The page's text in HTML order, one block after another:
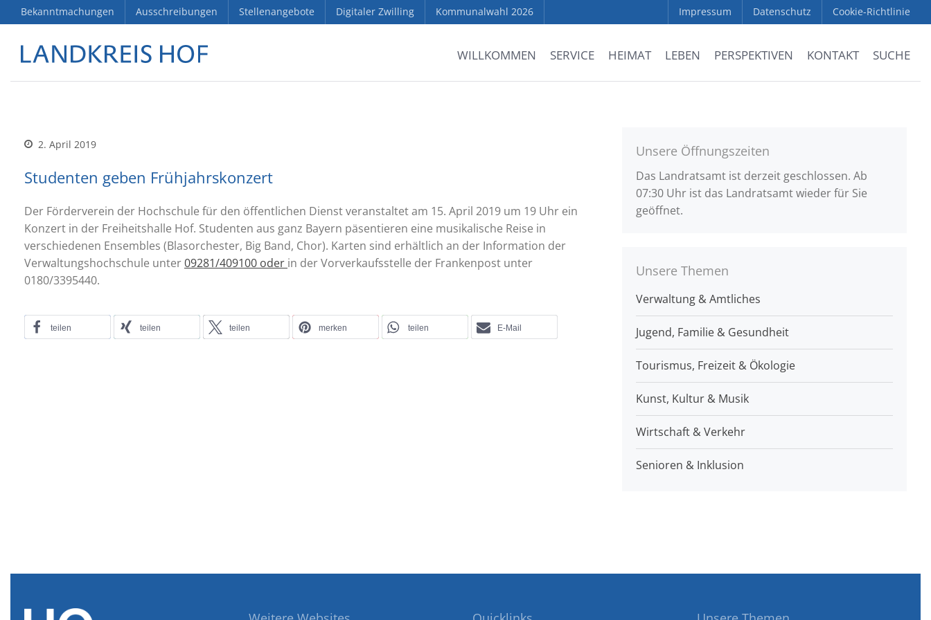
Bekanntmachungen Ausschreibungen Stellenangebote Digitaler Zwilling Kommunalwahl 2026 Impressum Datenschutz Cookie-Richtlinie
WILLKOMMEN SERVICE HEIMAT LEBEN PERSPEKTIVEN KONTAKT SUCHE
2. April 2019
Studenten geben Frühjahrskonzert
Der Förderverein der Hochschule für den öffentlichen Dienst veranstaltet am 15. April 2019 um 19 Uhr ein
Konzert in der Freiheitshalle Hof. Studenten aus ganz Bayern päsentieren eine musikalische Reise in
verschiedenen Ensembles (Blasorchester, Big Band, Chor). Karten sind erhältlich an der Information der
Verwaltungshochschule unter09281/409100 oder in der Vorverkaufsstelle der Frankenpost unter
0180/3395440.
teilen teilen teilen merken teilen E-Mail
Unsere Öffnungszeiten
Das Landratsamt ist derzeit geschlossen. Ab
07:30 Uhr ist das Landratsamt wieder für Sie
geöffnet.
Unsere Themen
Verwaltung & Amtliches
Jugend, Familie & Gesundheit
Tourismus, Freizeit & Ökologie
Kunst, Kultur & Musik
Wirtschaft & Verkehr
Senioren & Inklusion